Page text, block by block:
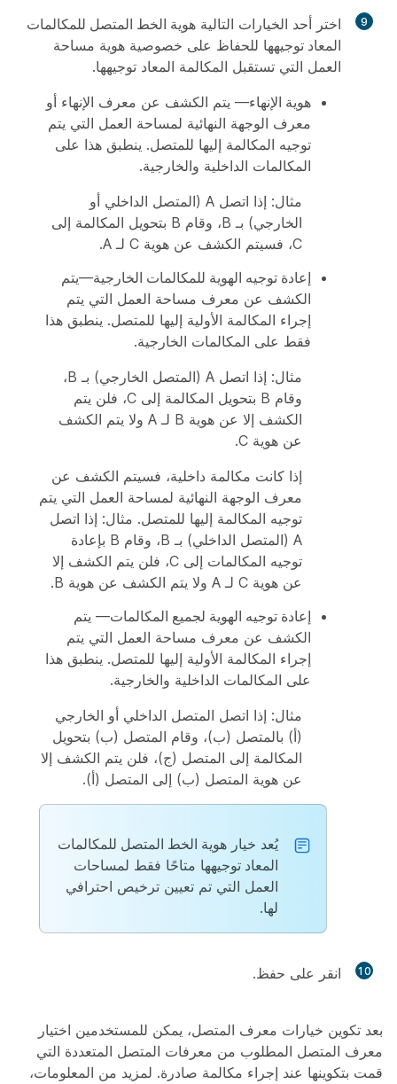
9 اختر أحد الخيارات التالية هوية الخط المتصل للمكالمات
المعاد توجيهها للحفاظ على خصوصية هوية مساحة
العمل التي تستقبل المكالمة المعاد توجيهها.
هوية الإنهاء— يتم الكشف عن معرف الإنهاء أو
معرف الوجهة النهائية لمساحة العمل التي يتم
توجيه المكالمة إليها للمتصل. ينطبق هذا على
المكالمات الداخلية والخارجية.
مثال: إذا اتصل A (المتصل الداخلي أو
الخارجي) بـ B، وقام B بتحويل المكالمة إلى
C، فسيتم الكشف عن هوية C لـ A.
إعادة توجيه الهوية للمكالمات الخارجية—يتم
الكشف عن معرف مساحة العمل التي يتم
إجراء المكالمة الأولية إليها للمتصل. ينطبق هذا
فقط على المكالمات الخارجية.
مثال: إذا اتصل A (المتصل الخارجي) بـ B،
وقام B بتحويل المكالمة إلى C، فلن يتم
الكشف إلا عن هوية B لـ A ولا يتم الكشف
عن هوية C.
إذا كانت مكالمة داخلية، فسيتم الكشف عن
معرف الوجهة النهائية لمساحة العمل التي يتم
توجيه المكالمة إليها للمتصل. مثال: إذا اتصل
A (المتصل الداخلي) بـ B، وقام B بإعادة
توجيه المكالمات إلى C، فلن يتم الكشف إلا
عن هوية C لـ A ولا يتم الكشف عن هوية B.
إعادة توجيه الهوية لجميع المكالمات— يتم
الكشف عن معرف مساحة العمل التي يتم
إجراء المكالمة الأولية إليها للمتصل. ينطبق هذا
على المكالمات الداخلية والخارجية.
مثال: إذا اتصل المتصل الداخلي أو الخارجي
(أ) بالمتصل (ب)، وقام المتصل (ب) بتحويل
المكالمة إلى المتصل (ج)، فلن يتم الكشف إلا
عن هوية المتصل (ب) إلى المتصل (أ).
يُعد خيار هوية الخط المتصل للمكالمات
المعاد توجيهها متاحًا فقط لمساحات
العمل التي تم تعيين ترخيص احترافي
لها.
10 انقر على حفظ.
بعد تكوين خيارات معرف المتصل، يمكن للمستخدمين اختيار
معرف المتصل المطلوب من معرفات المتصل المتعددة التي
قمت بتكوينها عند إجراء مكالمة صادرة. لمزيد من المعلومات،